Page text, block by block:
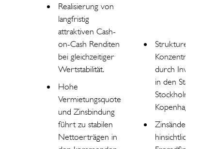
Realisierung von
langfristig
attraktiven Cash-
on-Cash Renditen
bei gleichzeitiger
Wertstabilität.
Hohe
Vermietungsquote
und Zinsbindung
führt zu stabilen
Nettoerträgen in
Strukturell
durch
in den Standorten
Stockholm und
Kopenhagen.
hinsichtlich